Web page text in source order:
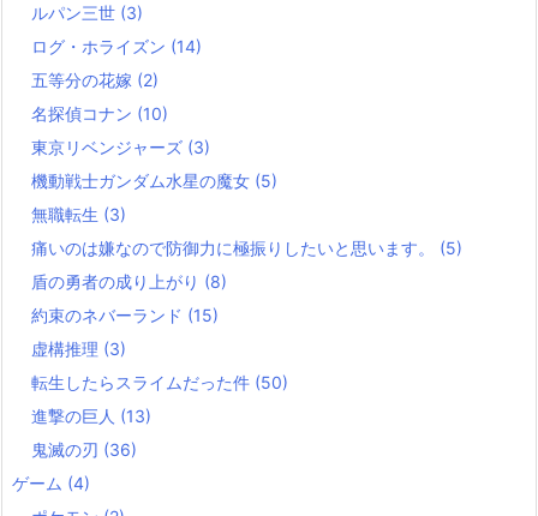
ルパン三世 (3)
ログ・ホライズン (14)
五等分の花嫁 (2)
名探偵コナン (10)
東京リベンジャーズ (3)
機動戦士ガンダム水星の魔女 (5)
無職転生 (3)
痛いのは嫌なので防御力に極振りしたいと思います。 (5)
盾の勇者の成り上がり (8)
約束のネバーランド (15)
虚構推理 (3)
転生したらスライムだった件 (50)
進撃の巨人 (13)
鬼滅の刃 (36)
ゲーム (4)